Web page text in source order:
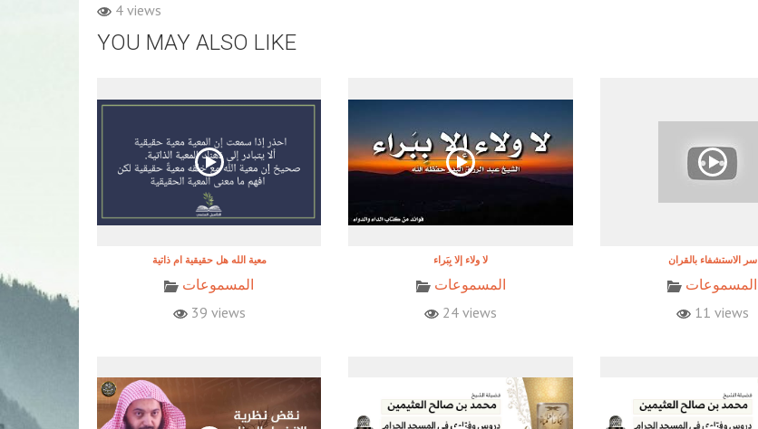
4 views
YOU MAY ALSO LIKE
معية الله هل حقيقية ام ذاتية
المسموعات
39 views
المسموعات
24 views
سر الاستشفاء بالقران‎
المسموعات
11 views